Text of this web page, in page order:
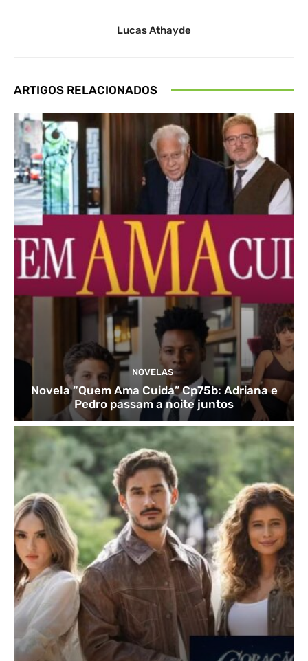
Lucas Athayde
ARTIGOS RELACIONADOS
NOVELAS
Novela “Quem Ama Cuida” Cp75b: Adriana e
Pedro passam a noite juntos